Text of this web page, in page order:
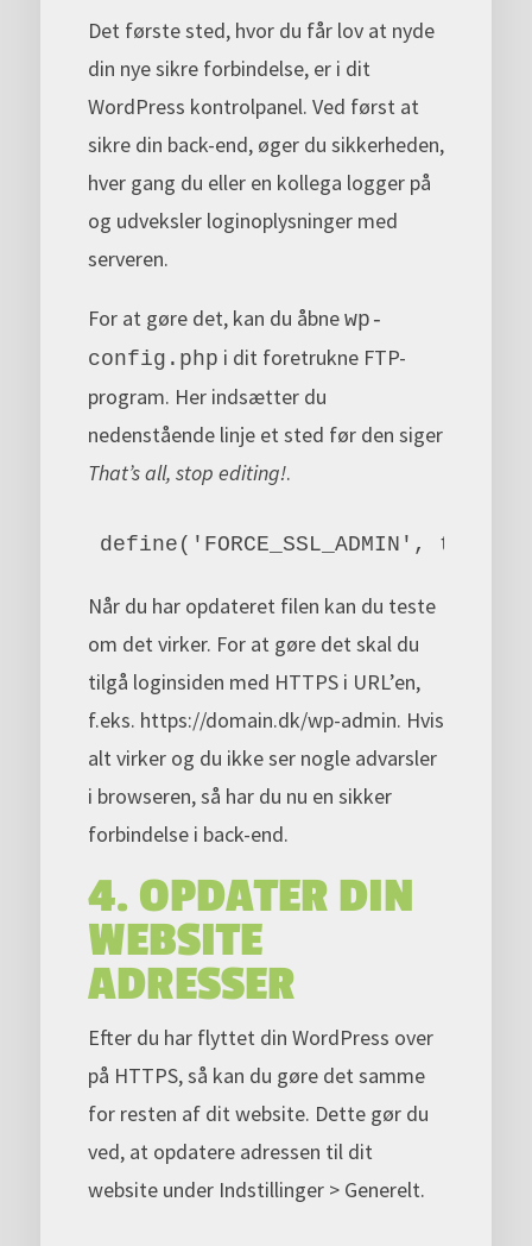
Det første sted, hvor du får lov at nyde
din nye sikre forbindelse, er i dit
WordPress kontrolpanel. Ved først at
sikre din back-end, øger du sikkerheden,
hver gang du eller en kollega logger på
og udveksler loginoplysninger med
serveren.
For at gøre det, kan du åbne wp-
config.php i dit foretrukne FTP-
program. Her indsætter du
nedenstående linje et sted før den siger
That’s all, stop editing!.
define('FORCE_SSL_ADMIN', true);
Når du har opdateret filen kan du teste
om det virker. For at gøre det skal du
tilgå loginsiden med HTTPS i URL’en,
f.eks. https://domain.dk/wp-admin. Hvis
alt virker og du ikke ser nogle advarsler
i browseren, så har du nu en sikker
forbindelse i back-end.
4. OPDATER DIN
WEBSITE
ADRESSER
Efter du har flyttet din WordPress over
på HTTPS, så kan du gøre det samme
for resten af dit website. Dette gør du
ved, at opdatere adressen til dit
website under Indstillinger > Generelt.